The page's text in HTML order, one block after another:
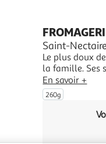
Agrandir
l'illustration
l'illustration
Partager
Saint-
Le plus doux
la famille. Ses
Sa douceur et
En savoir +
260g